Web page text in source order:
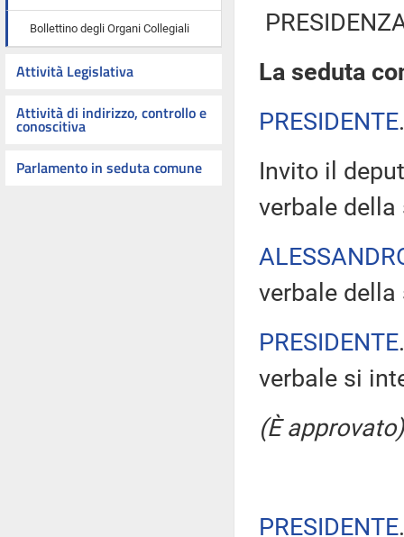
Bollettino degli Organi Collegiali
Attività Legislativa
Attività di indirizzo, controllo e
conoscitiva
Parlamento in seduta comune
La seduta
PRESIDENTE
Invito il
verbale della
verbale
PRESIDENTE
verbale si
(È approvato)
PRESIDENTE